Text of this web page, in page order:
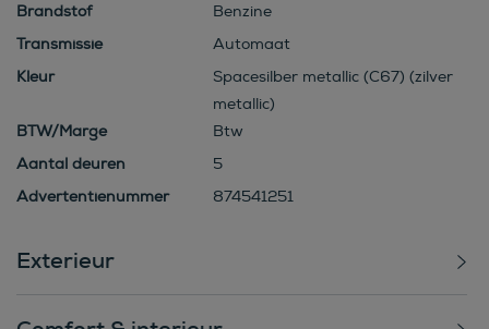
Brandstof
Benzine
Transmissie
Automaat
Kleur
Spacesilber metallic (C67) (zilver
metallic)
BTW/Marge
Btw
Aantal deuren
5
Advertentienummer
874541251
Exterieur